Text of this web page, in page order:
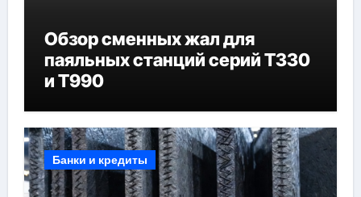
Обзор сменных жал для
паяльных станций серий T330
и T990
Банки и кредиты